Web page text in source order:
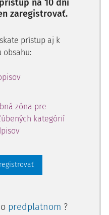
na 10 dní
zaregistrovať.
prístup aj k
obsahu:
zóna pre
kategórií
predplatnom ?